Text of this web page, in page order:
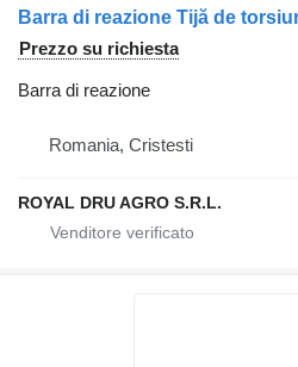
Prezzo su richiesta
Barra di reazione
Romania, Cristesti
ROYAL DRU AGRO S.R.L.